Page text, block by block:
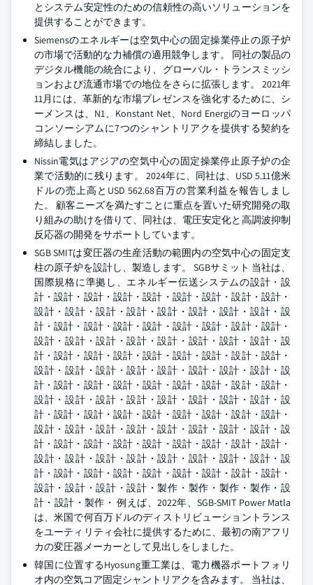
とシステム安定性のための信頼性の高いソリューションを
提供することができます。
Siemensのエネルギーは空気中心の固定操業停止の原子炉
の市場で活動的な力補償の適用競争します。 同社の製品の
デジタル機能の統合により、グローバル・トランスミッシ
ョンおよび流通市場での地位をさらに拡張します。 2021年
11月には、革新的な市場プレゼンスを強化するために、シ
ーメンスは、N1、Konstant Net、Nord Energiのヨーロッパ
コンソーシアムに7つのシャントリアクを提供する契約を
締結しました。
Nissin電気はアジアの空気中心の固定操業停止原子炉の企
業で活動的に残ります。 2024年に、同社は、USD 5.11億米
ドルの売上高とUSD 562.68百万の営業利益を報告しまし
た。 顧客ニーズを満たすことに重点を置いた研究開発の取
り組みの助けを借りて、同社は、電圧安定化と高調波抑制
反応器の開発をサポートしています。
SGB SMITは変圧器の生産活動の範囲内の空気中心の固定支
柱の原子炉を設計し、製造します。 SGBサミット 当社は、
国際規格に準拠し、エネルギー伝送システムの設計・設
計・設計・設計・設計・設計・設計・設計・設計・設計・
設計・設計・設計・設計・設計・設計・設計・設計・設
計・設計・設計・設計・設計・設計・設計・設計・設計・
設計・設計・設計・設計・設計・設計・設計・設計・設
計・設計・設計・設計・設計・設計・設計・設計・設計・
設計・設計・設計・設計・設計・設計・設計・設計・設
計・設計・設計・設計・設計・設計・設計・設計・設計・
設計・設計・設計・設計・設計・設計・設計・設計・設
計・設計・設計・設計・設計・設計・設計・設計・設計・
設計・設計・設計・設計・設計・設計・設計・設計・設
計・設計・設計・設計・設計・設計・設計・設計・設計・
設計・設計・設計・設計・設計・設計・設計・設計・設
計・設計・設計・設計・設計・設計・設計・設計・設計・
設計・設計・設計・設計・製作・製作・製作・製作・設
計・設計・製作・ 例えば、2022年、SGB-SMIT Power Matla
は、米国で何百万ドルのディストリビューショントランス
をユーティリティ会社に提供するために、最初の南アフリ
カの変圧器メーカーとして見出しをしました。
韓国に位置するHyosung重工業は、電力機器ポートフォリ
オ内の空気コア固定シャントリアクを含みます。 当社は、